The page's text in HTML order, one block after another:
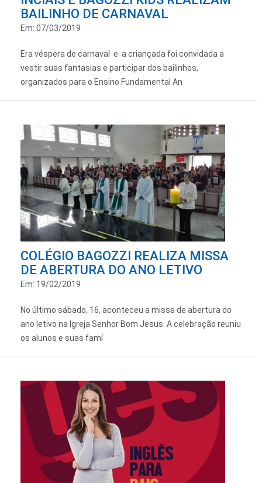
BAILINHO DE CARNAVAL
Em: 07/03/2019
Era véspera de carnaval e a criançada foi convidada a
vestir suas fantasias e participar dos bailinhos,
organizados para o Ensino Fundamental An
COLÉGIO BAGOZZI REALIZA MISSA
DE ABERTURA DO ANO LETIVO
Em: 19/02/2019
No último sábado, 16, aconteceu a missa de abertura do
ano letivo na Igreja Senhor Bom Jesus. A celebração reuniu
os alunos e suas famí